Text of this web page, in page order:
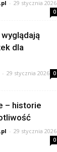
- 29 stycznia 2026
0
dla
- 29 stycznia 2026 0
– historie
- 29 stycznia 2026
0